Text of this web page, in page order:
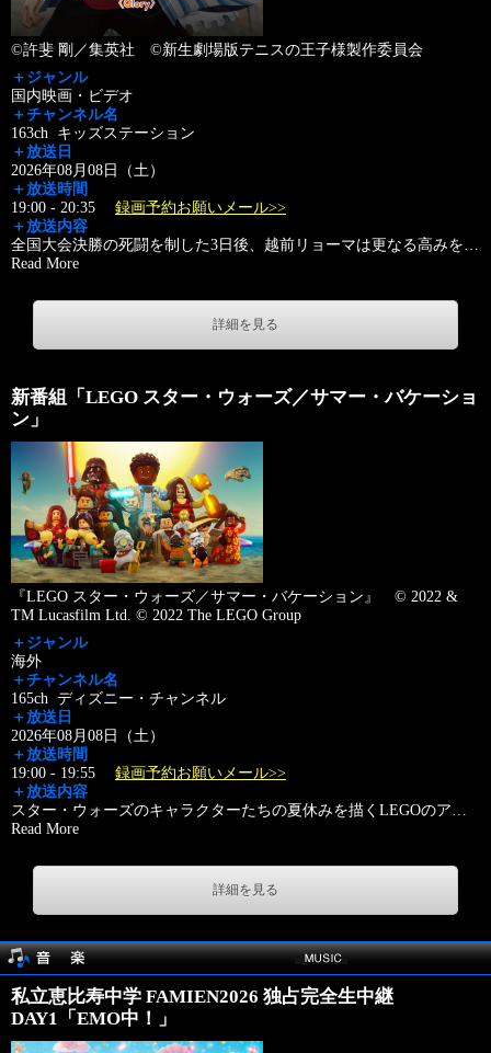
©許斐 剛／集英社 ©新生劇場版テニスの王子様製作委員会
＋ジャンル
国内映画・ビデオ
＋チャンネル名
163ch キッズステーション
＋放送日
2026年08月08日（土）
＋放送時間
19:00 - 20:35 録画予約お願いメール>>
＋放送内容
全国大会決勝の死闘を制した3日後、越前リョーマは更なる高みを…
Read More
詳細を見る
新番組「LEGO スター・ウォーズ／サマー・バケーショ
ン」
『LEGO スター・ウォーズ／サマー・バケーション』 © 2022 &
TM Lucasfilm Ltd. © 2022 The LEGO Group
＋ジャンル
海外
＋チャンネル名
165ch ディズニー・チャンネル
＋放送日
2026年08月08日（土）
＋放送時間
19:00 - 19:55 録画予約お願いメール>>
＋放送内容
スター・ウォーズのキャラクターたちの夏休みを描くLEGOのア…
Read More
詳細を見る
私立恵比寿中学 FAMIEN2026 独占完全生中継
DAY1「EMO中！」